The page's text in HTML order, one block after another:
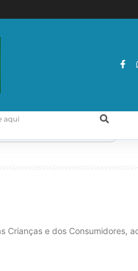
Crianças e dos Consumidores,